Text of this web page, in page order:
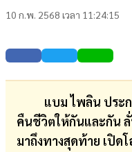
10 ก.พ. 2568 เวลา 11:24:15
แบม ไพลิน ประกา
คืนชีวิตให้กันและกัน
มาถึงทางสุดท้าย เปิด
บันเทิง
ตรวจ
หวย
บอล
สด